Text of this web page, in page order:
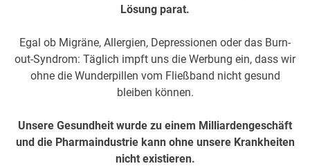
Lösung parat.
Egal ob Migräne, Allergien, Depressionen oder das Burn-
out-Syndrom: Täglich impft uns die Werbung ein, dass wir
ohne die Wunderpillen vom Fließband nicht gesund
bleiben können.
Unsere Gesundheit wurde zu einem Milliardengeschäft
und die Pharmaindustrie kann ohne unsere Krankheiten
nicht existieren.